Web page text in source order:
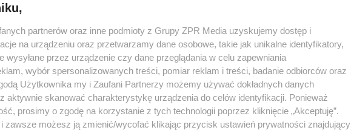
partnerów oraz inne podmioty z Grupy ZPR Media uzyskujemy dostęp i
na urządzeniu oraz przetwarzamy dane osobowe, takie jak unikalne identyfikatory,
wysyłane przez urządzenie czy dane przeglądania w celu zapewniania
wybór spersonalizowanych treści, pomiar reklam i treści, badanie odbiorców oraz
Użytkownika my i Zaufani Partnerzy możemy używać dokładnych danych
aktywnie skanować charakterystykę urządzenia do celów identyfikacji. Ponieważ
prosimy o zgodę na korzystanie z tych technologii poprzez kliknięcie „Akceptuję”.
i zawsze możesz ją zmienić/wycofać klikając przycisk ustawień prywatności znajdujący